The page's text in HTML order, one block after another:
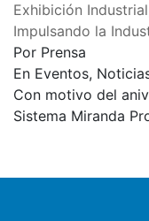
Exhibición
Impulsando la
Por Prensa
En Eventos,
Con motivo del
Sistema Miranda